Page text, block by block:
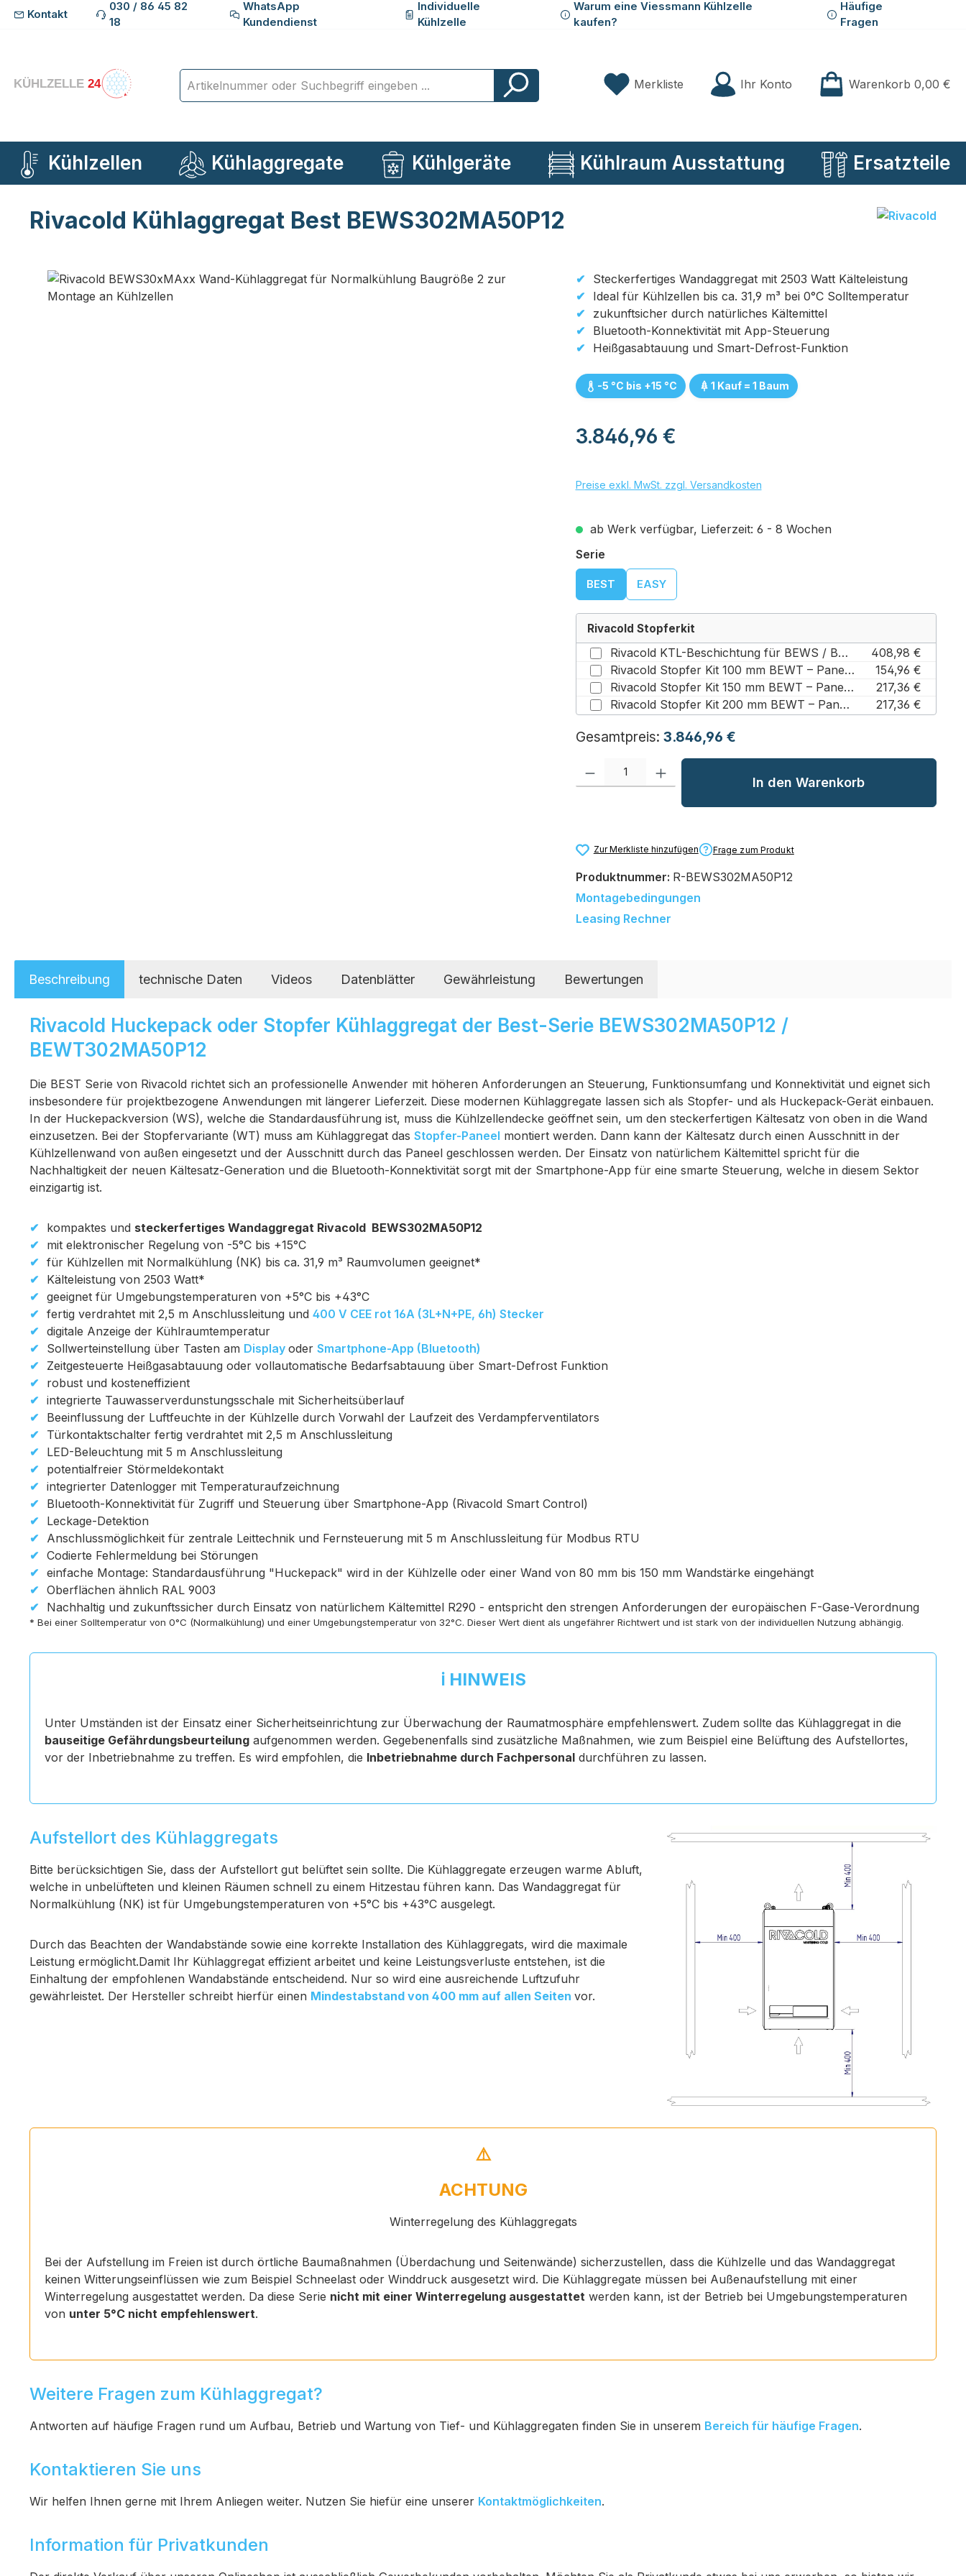
Hauptinhalt springen
Zur Suche springen
Zur Hauptnavigation springen
Kontakt
030 / 86 45 82
18
WhatsApp
Kundendienst
Individuelle
Kühlzelle
Warum eine Viessmann Kühlzelle
kaufen?
Häufige
Fragen
Merkliste Du hast 0 Produkte auf der Merkliste
Ihr Konto Warenkorb 0,00 €
Kühlzellen Kühlaggregate Kühlgeräte Kühlraum Ausstattung Ersatzteile
Rivacold Kühlaggregat Best BEWS302MA50P12
Bildergalerie überspringen
Steckerfertiges Wandaggregat mit 2503 Watt Kälteleistung
Ideal für Kühlzellen bis ca. 31,9 m³ bei 0°C Solltemperatur
zukunftsicher durch natürliches Kältemittel
Bluetooth-Konnektivität mit App-Steuerung
Heißgasabtauung und Smart-Defrost-Funktion
-5 °C bis +15 °C 1 Kauf = 1 Baum
Regulärer Preis:
3.846,96 €
Preise exkl. MwSt. zzgl. Versandkosten
ab Werk verfügbar, Lieferzeit: 6 - 8 Wochen
Serieauswählen
BEST EASY
Rivacold Stopferkit
Rivacold KTL-Beschichtung für BEWS / BEWT Kühlaggregate (30)
408,98 €
Rivacold Stopfer Kit 100 mm BEWT – Paneel für Wandaggregate (30 / 100 mm)
154,96 €
Rivacold Stopfer Kit 150 mm BEWT – Paneel für Wandaggregate (30 / 150 mm)
217,36 €
Rivacold Stopfer Kit 200 mm BEWT – Paneel für Wandaggregate (200 mm / 30)
217,36 €
Gesamtpreis: 3.846,96 €
Produkt Anzahl: Gib den gewünschten Wert ein oder benutze die Schaltflächen
In den Warenkorb
Zur Merkliste hinzufügen Frage zum Produkt
Produktnummer: R-BEWS302MA50P12
Montagebedingungen
Leasing Rechner
Beschreibung technische Daten Videos Datenblätter Gewährleistung Bewertungen
Rivacold Huckepack oder Stopfer Kühlaggregat der Best-Serie BEWS302MA50P12 /
BEWT302MA50P12
Die BEST Serie von Rivacold richtet sich an professionelle Anwender mit höheren Anforderungen an Steuerung, Funktionsumfang und Konnektivität und eignet sich
insbesondere für projektbezogene Anwendungen mit längerer Lieferzeit. Diese modernen Kühlaggregate lassen sich als Stopfer- und als Huckepack-Gerät einbauen.
In der Huckepackversion (WS), welche die Standardausführung ist, muss die Kühlzellendecke geöffnet sein, um den steckerfertigen Kältesatz von oben in die Wand
einzusetzen. Bei der Stopfervariante (WT) muss am Kühlaggregat das Stopfer-Paneel montiert werden. Dann kann der Kältesatz durch einen Ausschnitt in der
Kühlzellenwand von außen eingesetzt und der Ausschnitt durch das Paneel geschlossen werden. Der Einsatz von natürlichem Kältemittel spricht für die
Nachhaltigkeit der neuen Kältesatz-Generation und die Bluetooth-Konnektivität sorgt mit der Smartphone-App für eine smarte Steuerung, welche in diesem Sektor
einzigartig ist.
kompaktes und steckerfertiges Wandaggregat Rivacold BEWS302MA50P12
mit elektronischer Regelung von -5°C bis +15°C
für Kühlzellen mit Normalkühlung (NK) bis ca. 31,9 m³ Raumvolumen geeignet*
Kälteleistung von 2503 Watt*
geeignet für Umgebungstemperaturen von +5°C bis +43°C
fertig verdrahtet mit 2,5 m Anschlussleitung und 400 V CEE rot 16A (3L+N+PE, 6h) Stecker
digitale Anzeige der Kühlraumtemperatur
Sollwerteinstellung über Tasten am Display oder Smartphone-App (Bluetooth)
Zeitgesteuerte Heißgasabtauung oder vollautomatische Bedarfsabtauung über Smart-Defrost Funktion
robust und kosteneffizient
integrierte Tauwasserverdunstungsschale mit Sicherheitsüberlauf
Beeinflussung der Luftfeuchte in der Kühlzelle durch Vorwahl der Laufzeit des Verdampferventilators
Türkontaktschalter fertig verdrahtet mit 2,5 m Anschlussleitung
LED-Beleuchtung mit 5 m Anschlussleitung
potentialfreier Störmeldekontakt
integrierter Datenlogger mit Temperaturaufzeichnung
Bluetooth-Konnektivität für Zugriff und Steuerung über Smartphone-App (Rivacold Smart Control)
Leckage-Detektion
Anschlussmöglichkeit für zentrale Leittechnik und Fernsteuerung mit 5 m Anschlussleitung für Modbus RTU
Codierte Fehlermeldung bei Störungen
einfache Montage: Standardausführung "Huckepack" wird in der Kühlzelle oder einer Wand von 80 mm bis 150 mm Wandstärke eingehängt
Oberflächen ähnlich RAL 9003
Nachhaltig und zukunftssicher durch Einsatz von natürlichem Kältemittel R290 - entspricht den strengen Anforderungen der europäischen F-Gase-Verordnung
* Bei einer Solltemperatur von 0°C (Normalkühlung) und einer Umgebungstemperatur von 32°C. Dieser Wert dient als ungefährer Richtwert und ist stark von der individuellen Nutzung abhängig.
ℹ️ HINWEIS
Unter Umständen ist der Einsatz einer Sicherheitseinrichtung zur Überwachung der Raumatmosphäre empfehlenswert. Zudem sollte das Kühlaggregat in die
bauseitige Gefährdungsbeurteilung aufgenommen werden. Gegebenenfalls sind zusätzliche Maßnahmen, wie zum Beispiel eine Belüftung des Aufstellortes,
vor der Inbetriebnahme zu treffen. Es wird empfohlen, die Inbetriebnahme durch Fachpersonal durchführen zu lassen.
Aufstellort des Kühlaggregats
Bitte berücksichtigen Sie, dass der Aufstellort gut belüftet sein sollte. Die Kühlaggregate erzeugen warme Abluft,
welche in unbelüfteten und kleinen Räumen schnell zu einem Hitzestau führen kann. Das Wandaggregat für
Normalkühlung (NK) ist für Umgebungstemperaturen von +5°C bis +43°C ausgelegt.
Durch das Beachten der Wandabstände sowie eine korrekte Installation des Kühlaggregats, wird die maximale
Leistung ermöglicht.Damit Ihr Kühlaggregat effizient arbeitet und keine Leistungsverluste entstehen, ist die
Einhaltung der empfohlenen Wandabstände entscheidend. Nur so wird eine ausreichende Luftzufuhr
gewährleistet. Der Hersteller schreibt hierfür einen Mindestabstand von 400 mm auf allen Seiten vor.
⚠️
ACHTUNG
Winterregelung des Kühlaggregats
Bei der Aufstellung im Freien ist durch örtliche Baumaßnahmen (Überdachung und Seitenwände) sicherzustellen, dass die Kühlzelle und das Wandaggregat
keinen Witterungseinflüssen wie zum Beispiel Schneelast oder Winddruck ausgesetzt wird. Die Kühlaggregate müssen bei Außenaufstellung mit einer
Winterregelung ausgestattet werden. Da diese Serie nicht mit einer Winterregelung ausgestattet werden kann, ist der Betrieb bei Umgebungstemperaturen
von unter 5°C nicht empfehlenswert.
Weitere Fragen zum Kühlaggregat?
Antworten auf häufige Fragen rund um Aufbau, Betrieb und Wartung von Tief- und Kühlaggregaten finden Sie in unserem Bereich für häufige Fragen.
Kontaktieren Sie uns
Wir helfen Ihnen gerne mit Ihrem Anliegen weiter. Nutzen Sie hiefür eine unserer Kontaktmöglichkeiten.
Information für Privatkunden